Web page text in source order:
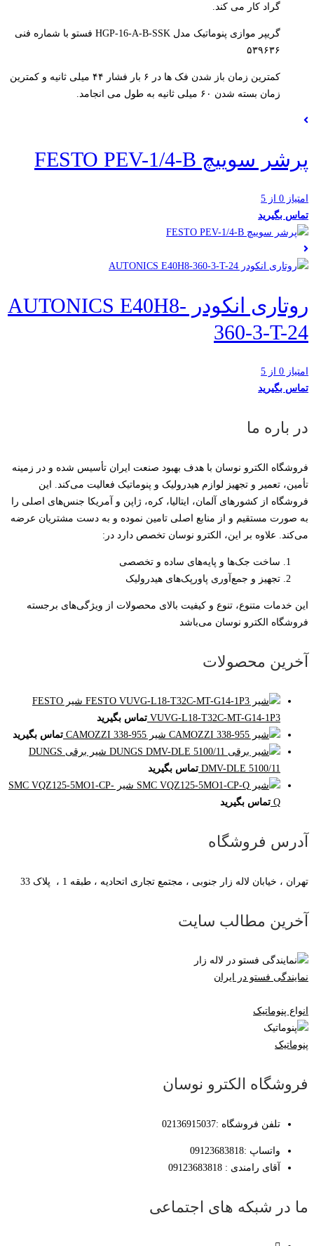
گراد کار می کند.
گریپر موازی پنوماتیک مدل HGP-16-A-B-SSK فستو با شماره فنی
۵۳۹۶۳۶
کمترین زمان باز شدن فک ها در ۶ بار فشار ۴۴ میلی ثانیه و کمترین
زمان بسته شدن ۶۰ میلی ثانیه به طول می انجامد.
پرشر سوییچ FESTO PEV-1/4-B
امتیاز 0 از 5
تماس بگیرید
روتاری انکودر AUTONICS E40H8-
360-3-T-24
امتیاز 0 از 5
تماس بگیرید
در باره ما
فروشگاه الکترو نوسان با هدف بهبود صنعت ایران تأسیس شده و در زمینه
تأمین، تعمیر و تجهیز لوازم هیدرولیک و پنوماتیک فعالیت می‌کند. این
فروشگاه از کشورهای آلمان، ایتالیا، کره، ژاپن و آمریکا جنس‌های اصلی را
به صورت مستقیم و از منابع اصلی تامین نموده و به دست مشتریان عرضه
می‌کند. علاوه بر این، الکترو نوسان تخصص دارد در:
ساخت جک‌ها و پایه‌های ساده و تخصصی
تجهیز و جمع‌آوری پاورپک‌های هیدرولیک
این خدمات متنوع، تنوع و کیفیت بالای محصولات از ویژگی‌های برجسته
فروشگاه الکترو نوسان می‌باشد
آخرین محصولات
شیر FESTO
VUVG-L18-T32C-MT-G14-1P3 تماس بگیرید
شیر CAMOZZI 338-955
تماس بگیرید
شیر برقی DUNGS
DMV-DLE 5100/11 تماس بگیرید
شیر SMC VQZ125-5MO1-CP-
Q تماس بگیرید
آدرس فروشگاه
تهران ، خیابان لاله زار جنوبی ، مجتمع تجاری اتحادیه ، طبقه 1 ، پلاک 33
آخرین مطالب سایت
نمایندگی فستو در ایران
انواع پنوماتیک
پنوماتیک
فروشگاه الکترو نوسان
تلفن فروشگاه :02136915037
واتساپ :09123683818
آقای رامندی : 09123683818
ما در شبکه های اجتماعی